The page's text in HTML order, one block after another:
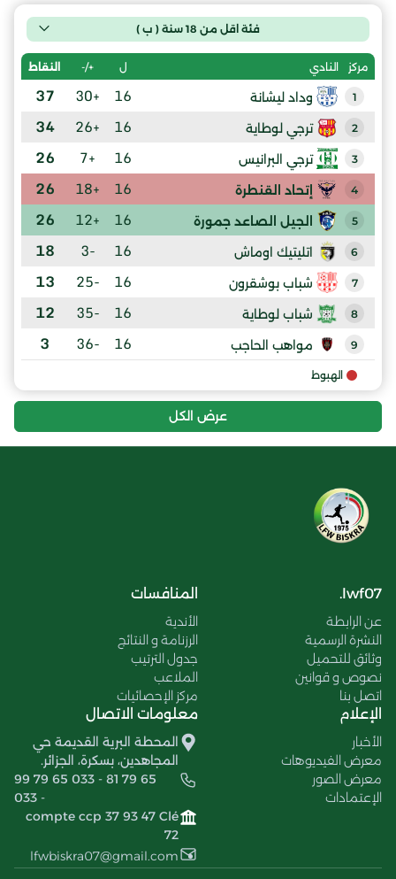
فئة اقل من 18 سنة ( ب )
مركز النادي ل +/- النقاط
1 وداد ليشانة 16
+30
37
2 ترجي لوطاية 16
+26
34
3 ترجي البرانيس 16
+7
26
4 إتحاد القنطرة 16
+18
26
5 الجيل الصاعد جمورة 16
+12
26
6 اتليتيك اوماش 16
-3
18
7 شباب بوشقرون 16
-25
13
8 شباب لوطاية 16
-35
12
9 مواهب الحاجب 16
-36
3
الهبوط
عرض الكل
lwf07.
عن الرابطة
النشرة الرسمية
وثائق للتحميل
نصوص و قوانين
اتصل بنا
المنافسات
الأندية
الرزنامة و النتائج
جدول الترتيب
الملاعب
مركز الإحصائيات
الإعلام
الأخبار
معرض الفيديوهات
معرض الصور
الإعتمادات
معلومات الاتصال
المحطة البرية القديمة حي
المجاهدين، بسكرة، الجزائر.
99 79 65 033 - 81 79 65
033 -
compte ccp 37 93 47 Clé
72
lfwbiskra07@gmail.com